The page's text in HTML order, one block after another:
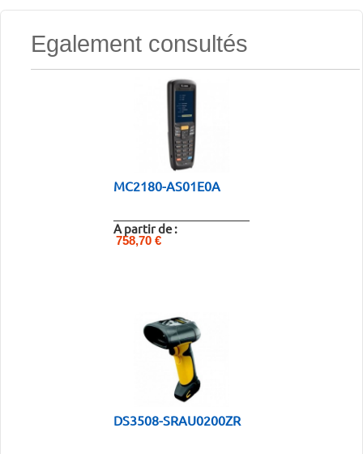
Egalement consultés
MC2180-AS01E0A
A partir de :
758,70 €
DS3508-SRAU0200ZR